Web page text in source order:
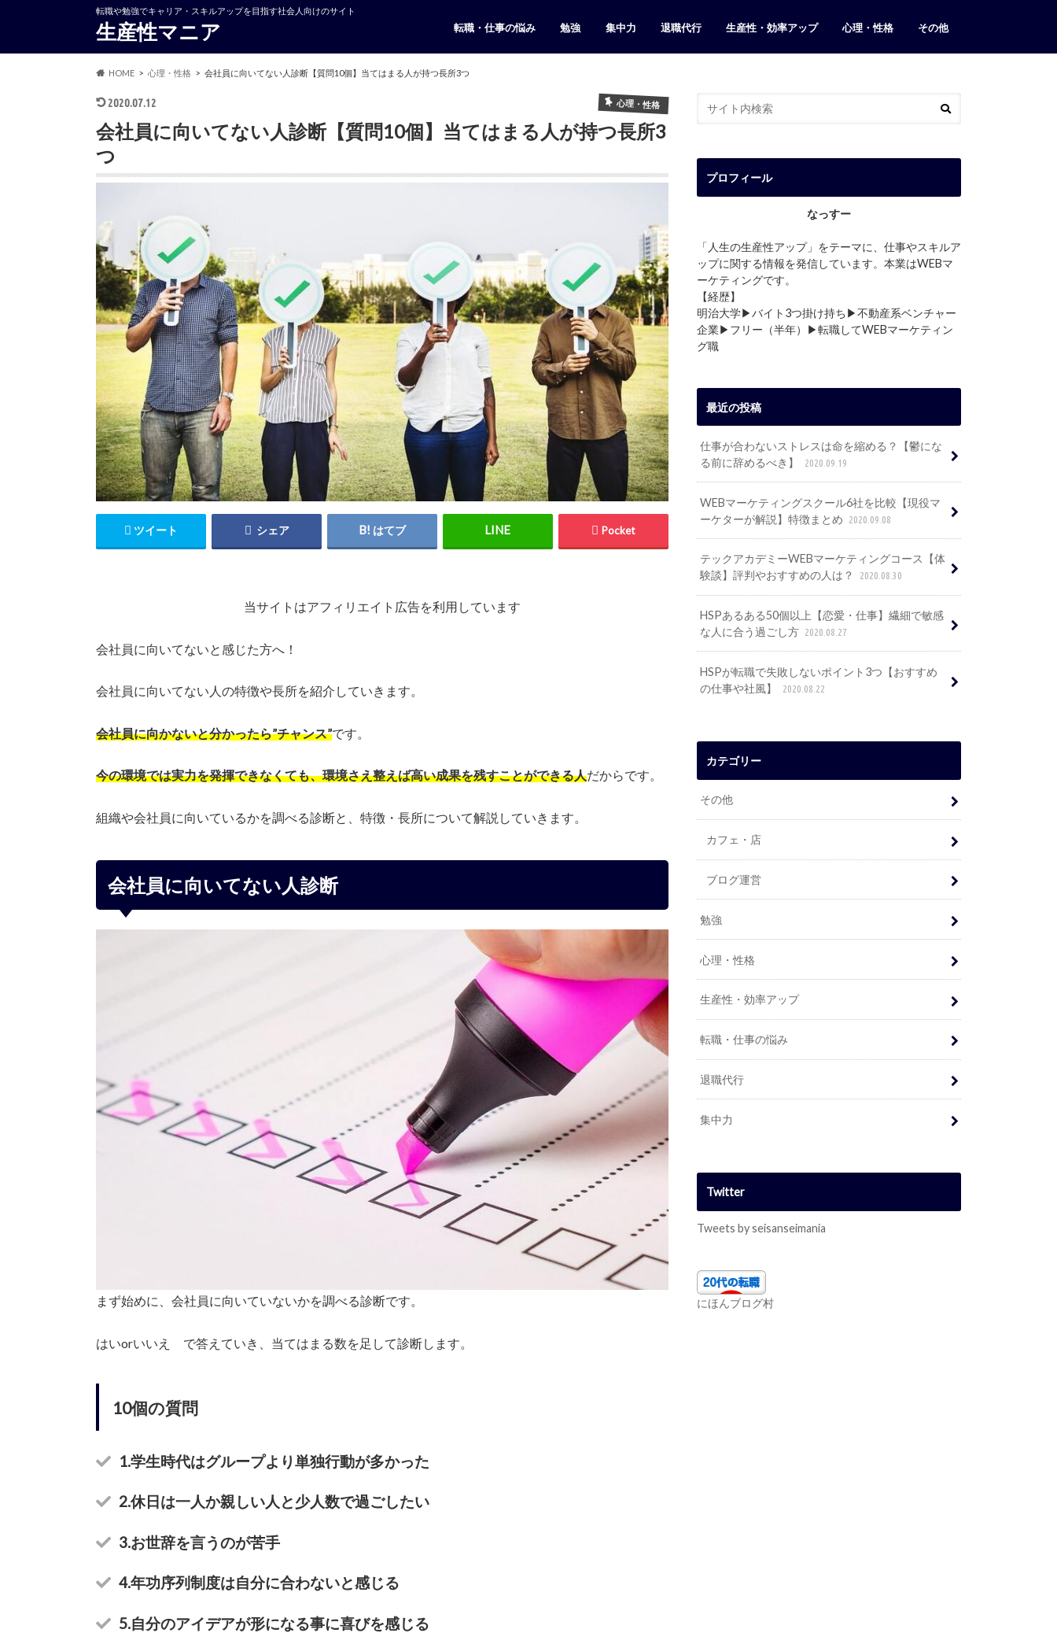
転職や勉強でキャリア・スキルアップを目指す社会人向けのサイト
生産性マニア 転職・仕事の悩み 勉強 集中力 退職代行 生産性・効率アップ 心理・性格 その他
カフェ・店
ブログ運営
当ブログについて
お問い合わせ
HOME 心理・性格 会社員に向いてない人診断【質問10個】当てはまる人が持つ長所3つ
2020.07.12 心理・性格
会社員に向いてない人診断【質問10個】当てはまる人が持つ長所3
つ
ツイート シェア はてブ Pocket
当サイトはアフィリエイト広告を利用しています
会社員に向いてないと感じた方へ！
会社員に向いてない人の特徴や長所を紹介していきます。
会社員に向かないと分かったら”チャンス”です。
今の環境では実力を発揮できなくても、環境さえ整えば高い成果を残すことができる人だからです。
組織や会社員に向いているかを調べる診断と、特徴・長所について解説していきます。
会社員に向いてない人診断
まず始めに、会社員に向いていないかを調べる診断です。
はいorいいえ で答えていき、当てはまる数を足して診断します。
10個の質問
1.学生時代はグループより単独行動が多かった
2.休日は一人か親しい人と少人数で過ごしたい
3.お世辞を言うのが苦手
4.年功序列制度は自分に合わないと感じる
5.自分のアイデアが形になる事に喜びを感じる
プロフィール
なっすー
「人生の生産性アップ」をテーマに、仕事やスキルア
ップに関する情報を発信しています。本業はWEBマ
ーケティングです。
【経歴】
明治大学▶︎バイト3つ掛け持ち▶︎不動産系ベンチャー
企業▶︎フリー（半年）▶︎転職してWEBマーケティン
グ職
最近の投稿
仕事が合わないストレスは命を縮める？【鬱にな
る前に辞めるべき】
2020.09.19
WEBマーケティングスクール6社を比較【現役マ
ーケターが解説】特徴まとめ
2020.09.08
テックアカデミーWEBマーケティングコース【体
験談】評判やおすすめの人は？
2020.08.30
HSPあるある50個以上【恋愛・仕事】繊細で敏感
な人に合う過ごし方 2020.08.27
HSPが転職で失敗しないポイント3つ【おすすめ
の仕事や社風】
2020.08.22
カテゴリー
その他
カフェ・店
ブログ運営
勉強
心理・性格
生産性・効率アップ
転職・仕事の悩み
退職代行
集中力
Twitter
Tweets by seisanseimania
にほんブログ村